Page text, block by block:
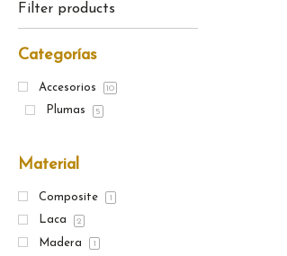
Filter products
Categorías
Accesorios 10
Plumas 5
Material
Composite 1
Laca 2
Madera 1